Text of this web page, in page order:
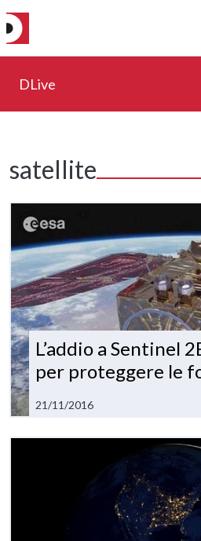
DLive
satellite
L’addio a Sentinel
per proteggere le
21/11/2016